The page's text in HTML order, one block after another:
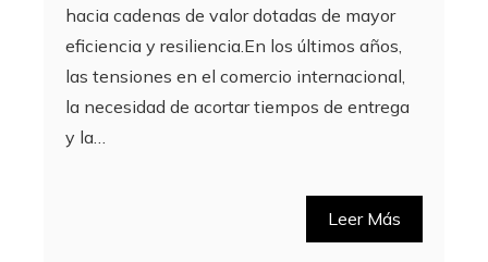
hacia cadenas de valor dotadas de mayor
eficiencia y resiliencia.En los últimos años,
las tensiones en el comercio internacional,
la necesidad de acortar tiempos de entrega
y la…
Leer Más